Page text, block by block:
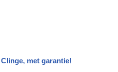
met garantie!